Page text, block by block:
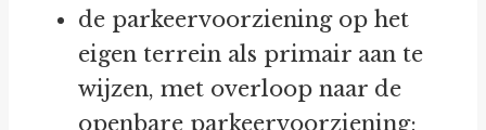
de parkeervoorziening op het
eigen terrein als primair aan te
wijzen, met overloop naar de
openbare parkeervoorziening;